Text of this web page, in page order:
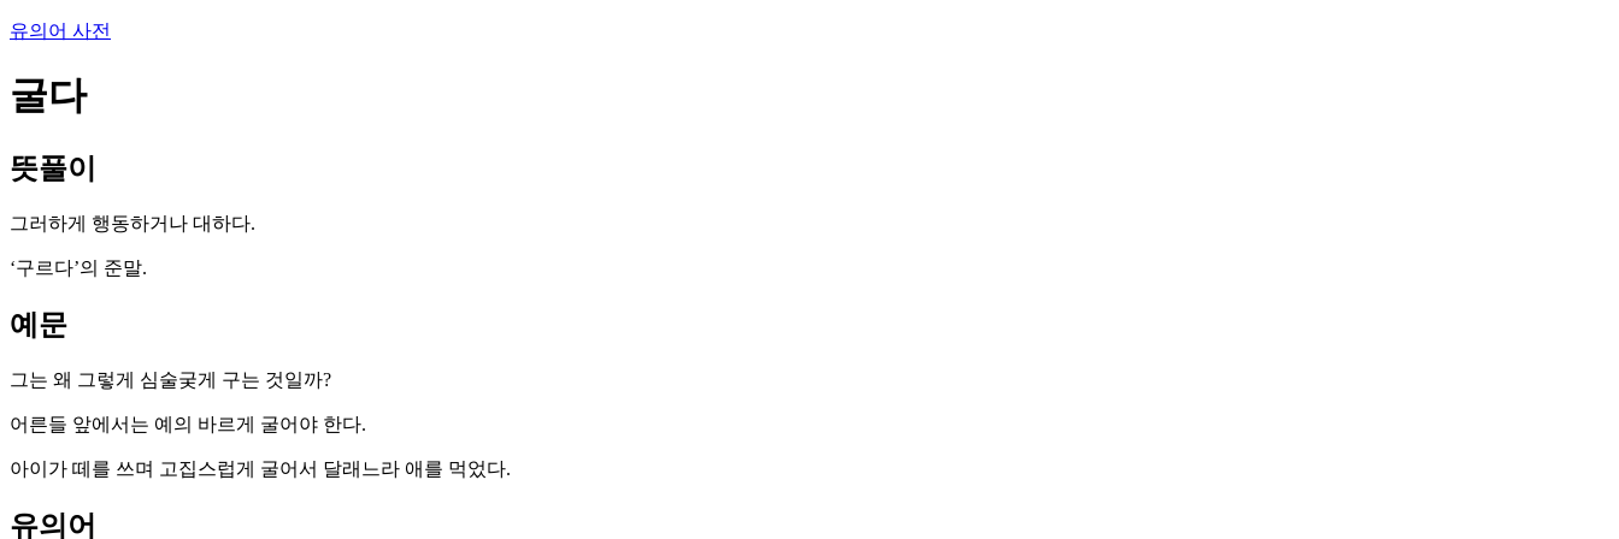
유의어 사전
굴다
뜻풀이
그러하게 행동하거나 대하다.
‘구르다’의 준말.
예문
그는 왜 그렇게 심술궂게 구는 것일까?
어른들 앞에서는 예의 바르게 굴어야 한다.
아이가 떼를 쓰며 고집스럽게 굴어서 달래느라 애를 먹었다.
유의어